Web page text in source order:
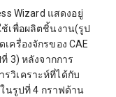
Wizard แสดงอยู่
เพื่อผลิตชิ้นงาน(รูป
ครื่องจักรของ CAE
3) หลังจากการ
รวิเคราะห์ที่ได้กับ
นรูปที่ 4 กราฟด้าน